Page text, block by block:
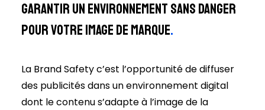
Garantir un environnement sans danger
pour votre image de marque.
La Brand Safety c’est l’opportunité de diffuser
des publicités dans un environnement digital
dont le contenu s’adapte à l’image de la